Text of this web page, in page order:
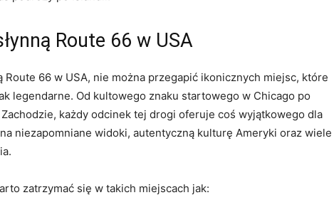
Route 66 w USA
Route 66 w USA, ⁢nie można przegapić⁣ ikonicznych miejsc, które
legendarne. Od kultowego znaku startowego w Chicago po
każdy odcinek tej⁣ drogi oferuje ‌coś wyjątkowego dla
niezapomniane widoki, autentyczną kulturę Ameryki oraz ⁢wiele
zatrzymać ⁣się w takich miejscach jak: